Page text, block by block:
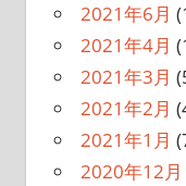
2021年6月
2021年4月
2021年3月
2021年2月
2021年1月
2020年12月